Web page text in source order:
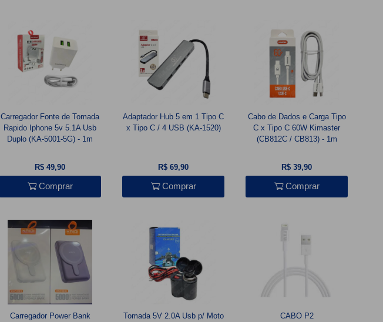
Carregador Fonte de Tomada
Rapido Iphone 5v 5.1A Usb
Duplo (KA-5001-5G) - 1m
R$ 49,90
Comprar
Adaptador Hub 5 em 1 Tipo C
x Tipo C / 4 USB (KA-1520)
R$ 69,90
Comprar
Cabo de Dados e Carga Tipo
C x Tipo C 60W Kimaster
(CB812C / CB813) - 1m
R$ 39,90
Comprar
Carregador Power Bank
Tomada 5V 2.0A Usb p/ Moto
CABO P2